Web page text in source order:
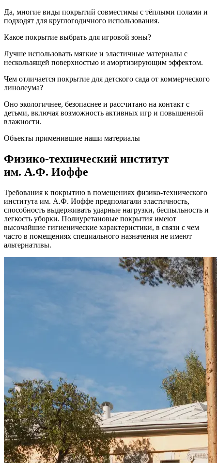
Да, многие виды покрытий совместимы с тёплыми полами и
подходят для круглогодичного использования.
Какое покрытие выбрать для игровой зоны?
Лучше использовать мягкие и эластичные материалы с
нескользящей поверхностью и амортизирующим эффектом.
Чем отличается покрытие для детского сада от коммерческого
линолеума?
Оно экологичнее, безопаснее и рассчитано на контакт с
детьми, включая возможность активных игр и повышенной
влажности.
Объекты применившие наши материалы
Физико-технический институт
им. А.Ф. Иоффе
Требования к покрытию в помещениях физико-технического
института им. А.Ф. Иоффе предполагали эластичность,
способность выдерживать ударные нагрузки, беспыльность и
легкость уборки. Полиуретановые покрытия имеют
высочайшие гигиенические характеристики, в связи с чем
часто в помещениях специального назначения не имеют
альтернативы.